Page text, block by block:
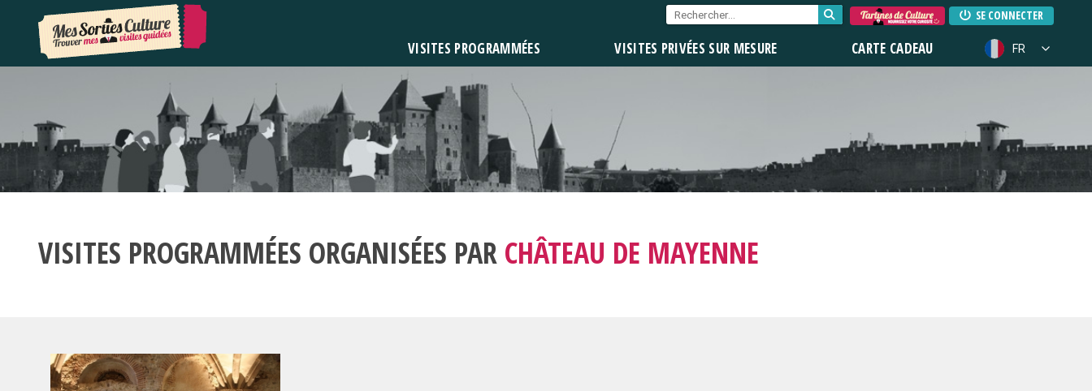
SE CONNECTER
VISITES PROGRAMMÉES VISITES PRIVÉES SUR MESURE CARTE CADEAU FR
VISITES PROGRAMMÉES ORGANISÉES PAR CHÂTEAU DE MAYENNE